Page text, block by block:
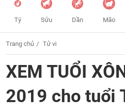
Tý Sửu Dần Mão
Trang chủ Tử vi
XEM TUỔI
2019 cho tuổi